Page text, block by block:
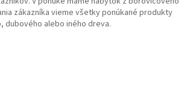
zákazníka vieme všetky ponúkané produkty
dubového alebo iného dreva.